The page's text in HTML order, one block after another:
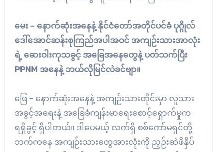
မေး – နောက်ဆုံးအနေနဲ့ နိုင်ငံတော်အတိုင်ပင်ခံ ပုဂ္ဂိုလ်
ဒေါ်အောင်ဆန်းစုကြည်အပါအဝင် အကျဉ်းသားအာလုံး
ရဲ့ ဆေးဝါးကုသခွင့် အခြေအနေတွေနဲ့ ပတ်သက်ပြီး
PPNM အနေနဲ့ ဘယ်လိုမြင်လဲခင်ဗျာ။
ဖြေ – နောက်ဆုံးအနေနဲ့ အကျဉ်းသားတိုင်းမှာ လူသား
အခွင့်အရေးနဲ့ အခြေခံကျန်းမာရေးစောင့်ရှောက်မှုက
ရရှိခွင့် ရှိပါတယ်။ ဒါပေမယ့် လက်ရှိ စစ်ကော်မရှင်တို့
ဘက်ကနေ အကျဉ်းသားတွေအားလုံးကို ညှဉ်းဆဲဖိနှိပ်